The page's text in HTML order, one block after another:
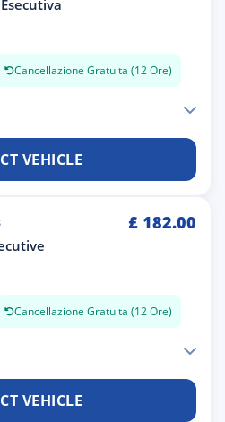
Cancellazione Gratuita (12 Ore)
VEHICLE
£ 182.00
Cancellazione Gratuita (12 Ore)
VEHICLE